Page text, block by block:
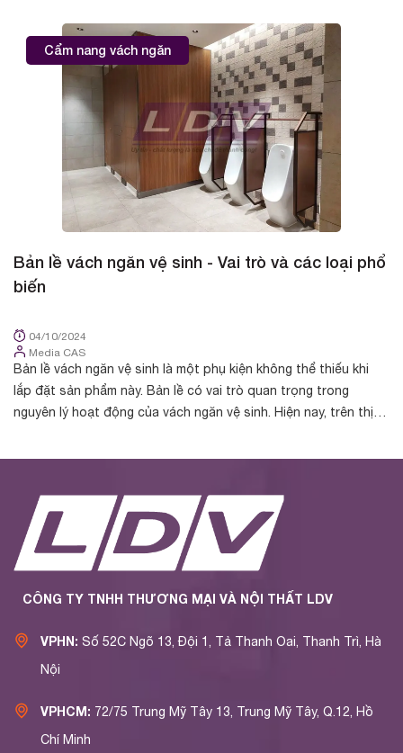
Cẩm nang vách ngăn
Bản lề vách ngăn vệ sinh - Vai trò và các loại phổ
biến
04/10/2024
Media CAS
Bản lề vách ngăn vệ sinh là một phụ kiện không thể thiếu khi
lắp đặt sản phẩm này. Bản lề có vai trò quan trọng trong
nguyên lý hoạt động của vách ngăn vệ sinh. Hiện nay, trên thị
CÔNG TY TNHH THƯƠNG MẠI VÀ NỘI THẤT LDV
VPHN: Số 52C Ngõ 13, Đội 1, Tả Thanh Oai, Thanh Trì, Hà
Nội
VPHCM: 72/75 Trung Mỹ Tây 13, Trung Mỹ Tây, Q.12, Hồ
Chí Minh